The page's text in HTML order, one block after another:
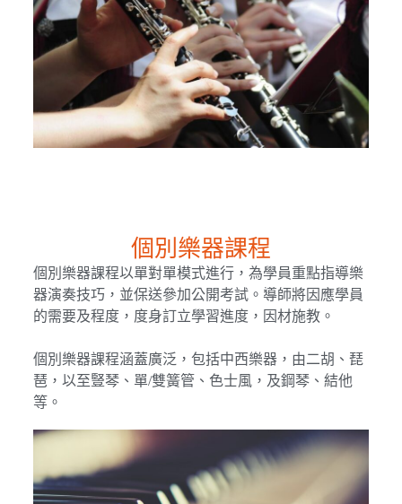
個別樂器課程
個別樂器課程以單對單模式進行，為學員重點指導樂
器演奏技巧，並保送參加公開考試。導師將因應學員
的需要及程度，度身訂立學習進度，因材施教。
個別樂器課程涵蓋廣泛，包括中西樂器，由二胡、琵
琶，以至豎琴、單/雙簧管、色士風，及鋼琴、結他
等。